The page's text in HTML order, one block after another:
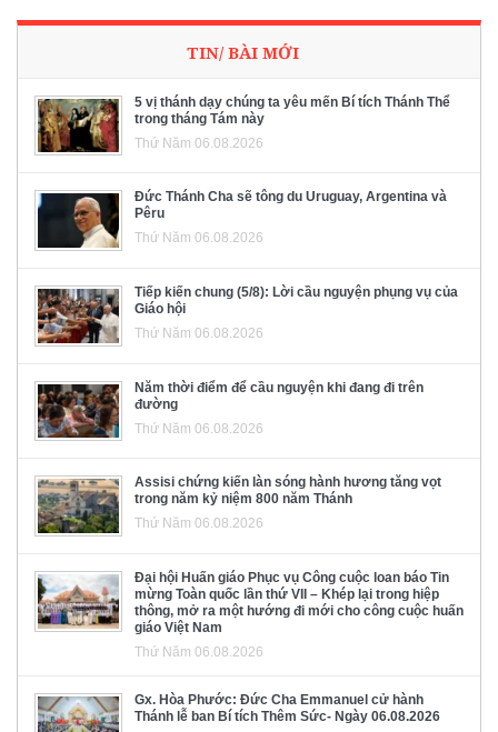
TIN/ BÀI MỚI
5 vị thánh dạy chúng ta yêu mến Bí tích Thánh Thể
trong tháng Tám này
Thứ Năm 06.08.2026
Đức Thánh Cha sẽ tông du Uruguay, Argentina và
Pêru
Thứ Năm 06.08.2026
Tiếp kiến chung (5/8): Lời cầu nguyện phụng vụ của
Giáo hội
Thứ Năm 06.08.2026
Năm thời điểm để cầu nguyện khi đang đi trên
đường
Thứ Năm 06.08.2026
Assisi chứng kiến làn sóng hành hương tăng vọt
trong năm kỷ niệm 800 năm Thánh
Thứ Năm 06.08.2026
Đại hội Huấn giáo Phục vụ Công cuộc loan báo Tin
mừng Toàn quốc lần thứ VII – Khép lại trong hiệp
thông, mở ra một hướng đi mới cho công cuộc huấn
giáo Việt Nam
Thứ Năm 06.08.2026
Gx. Hòa Phước: Đức Cha Emmanuel cử hành
Thánh lễ ban Bí tích Thêm Sức- Ngày 06.08.2026